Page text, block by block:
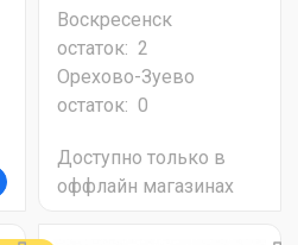
Воскресенск
остаток: 2
Орехово-Зуево
остаток: 0
Доступно только в
оффлайн магазинах